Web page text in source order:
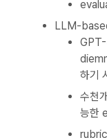
LLM-
하기
수천
능한